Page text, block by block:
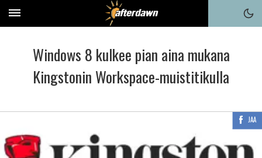
Windows 8 kulkee pian aina mukana
Kingstonin Workspace-muistitikulla
JAA